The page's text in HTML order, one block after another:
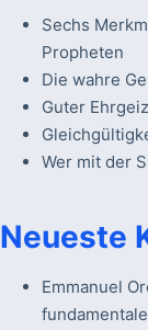
Sechs
Propheten
Die wahre
Guter
Wer mit der
Neueste
Emmanuel